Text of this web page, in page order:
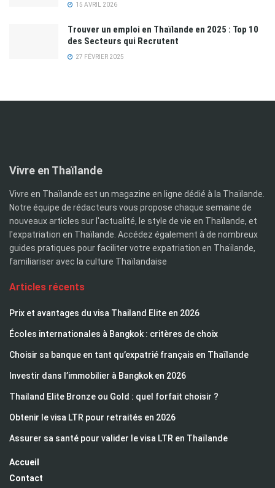
15 AVRIL 2026
Trouver un emploi en Thaïlande en 2025 : Top 10
des Secteurs qui Recrutent
27 FÉVRIER 2025
Vivre en Thaïlande
Vivre en Thaïlande est un magazine en ligne dédié à la Thaïlande.
Notre équipe de rédacteurs vous propose chaque semaine de
nouveaux articles sur l'actualité, le style de vie en Thaïlande, et
l'expatriation en Thaïlande. Accédez également à de nombreux
guides pratiques pour faciliter votre expatriation en Thaïlande,
familiariser avec la culture Thaïlandaise
Articles récents
Prix et avantages du visa Thailand Elite en 2026
Écoles internationales à Bangkok : critères de choix
Choisir sa banque en tant qu’expatrié français en Thaïlande
Investir dans l’immobilier à Bangkok en 2026
Thailand Elite Bronze ou Gold : quel forfait choisir ?
Obtenir le visa LTR pour retraités en 2026
Assurer sa santé pour valider le visa LTR en Thaïlande
Accueil
Contact